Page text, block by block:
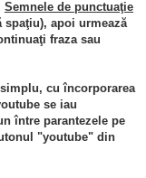
Semnele de punctuaţie
spaţiu), apoi urmează
fraza sau
cu încorporarea
se iau
între parantezele pe
"youtube" din